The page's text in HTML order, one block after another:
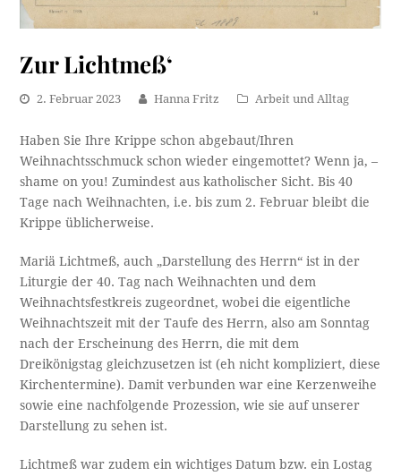
Zur Lichtmeß‘
2. Februar 2023 Hanna Fritz Arbeit und Alltag
Haben Sie Ihre Krippe schon abgebaut/Ihren
Weihnachtsschmuck schon wieder eingemottet? Wenn ja, –
shame on you! Zumindest aus katholischer Sicht. Bis 40
Tage nach Weihnachten, i.e. bis zum 2. Februar bleibt die
Krippe üblicherweise.
Mariä Lichtmeß, auch „Darstellung des Herrn“ ist in der
Liturgie der 40. Tag nach Weihnachten und dem
Weihnachtsfestkreis zugeordnet, wobei die eigentliche
Weihnachtszeit mit der Taufe des Herrn, also am Sonntag
nach der Erscheinung des Herrn, die mit dem
Dreikönigstag gleichzusetzen ist (eh nicht kompliziert, diese
Kirchentermine). Damit verbunden war eine Kerzenweihe
sowie eine nachfolgende Prozession, wie sie auf unserer
Darstellung zu sehen ist.
Lichtmeß war zudem ein wichtiges Datum bzw. ein Lostag